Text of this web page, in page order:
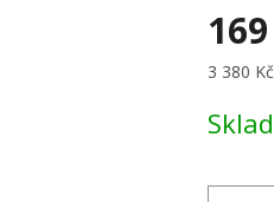
Měrná
3 380